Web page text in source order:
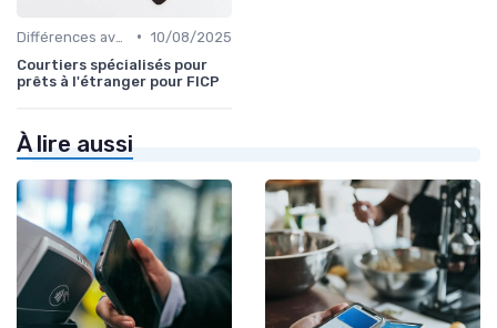
• 10/08/2025
Courtiers spécialisés pour
prêts à l'étranger pour FICP
À lire aussi